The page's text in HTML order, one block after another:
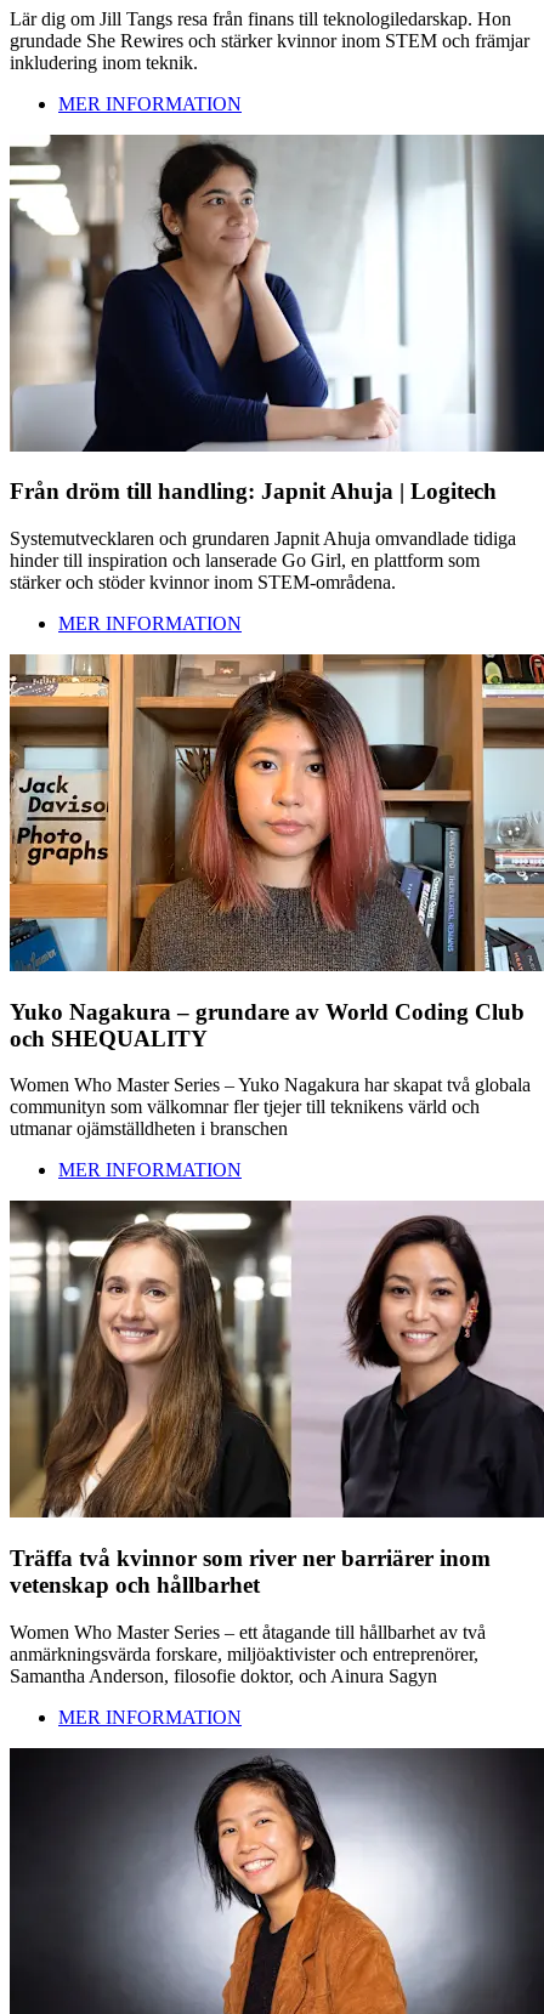
Lär dig om Jill Tangs resa från finans till teknologiledarskap. Hon
grundade She Rewires och stärker kvinnor inom STEM och främjar
inkludering inom teknik.
MER INFORMATION
Från dröm till handling: Japnit Ahuja | Logitech
Systemutvecklaren och grundaren Japnit Ahuja omvandlade tidiga
hinder till inspiration och lanserade Go Girl, en plattform som
stärker och stöder kvinnor inom STEM-områdena.
MER INFORMATION
Yuko Nagakura – grundare av World Coding Club
och SHEQUALITY
Women Who Master Series – Yuko Nagakura har skapat två globala
communityn som välkomnar fler tjejer till teknikens värld och
utmanar ojämställdheten i branschen
MER INFORMATION
Träffa två kvinnor som river ner barriärer inom
vetenskap och hållbarhet
Women Who Master Series – ett åtagande till hållbarhet av två
anmärkningsvärda forskare, miljöaktivister och entreprenörer,
Samantha Anderson, filosofie doktor, och Ainura Sagyn
MER INFORMATION